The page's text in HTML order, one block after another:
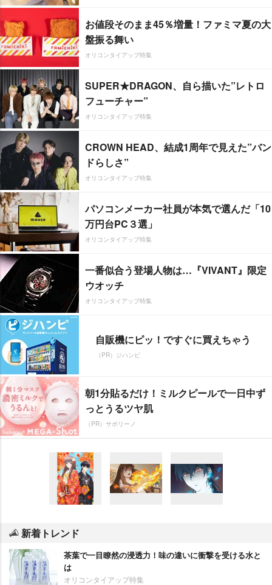
お値段そのまま45％増量！ファミマ夏の大
盤振る舞い
オリコンタイアップ特集
SUPER★DRAGON、自ら描いた”レトロ
フューチャー”
オリコンタイアップ特集
CROWN HEAD、結成1周年で見えた”バン
ドらしさ”
オリコンタイアップ特集
パソコンメーカー社員が本気で選んだ「10
万円台PC３選」
オリコンタイアップ特集
一番似合う登場人物は…『VIVANT』限定
ウオッチ
オリコンタイアップ特集
自販機にピッ！ですぐに買えちゃう
（PR）ジハンピ
朝1分貼るだけ！ミルクピールで一日中ず
っとうるツヤ肌
（PR）サボリーノ
新着トレンド
茶葉で一目瞭然の浸透力！味の違いに衝撃を受ける水と
は
オリコンタイアップ特集